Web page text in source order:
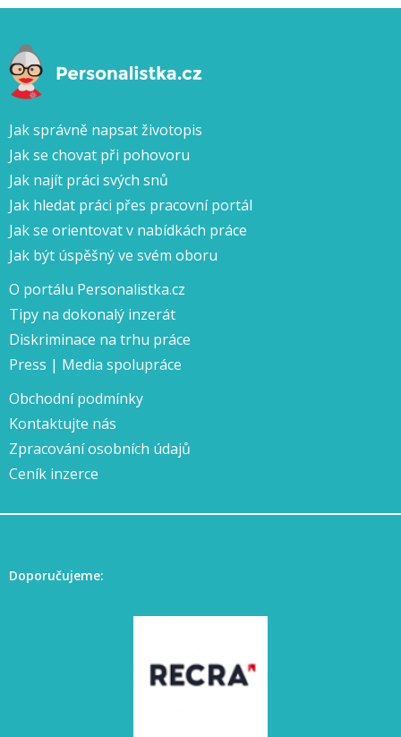
Jak správně napsat životopis
Jak se chovat při pohovoru
Jak najít práci svých snů
Jak hledat práci přes pracovní portál
Jak se orientovat v nabídkách práce
Jak být úspěšný ve svém oboru
O portálu Personalistka.cz
Tipy na dokonalý inzerát
Diskriminace na trhu práce
Press | Media spolupráce
Obchodní podmínky
Kontaktujte nás
Zpracování osobních údajů
Ceník inzerce
Doporučujeme: